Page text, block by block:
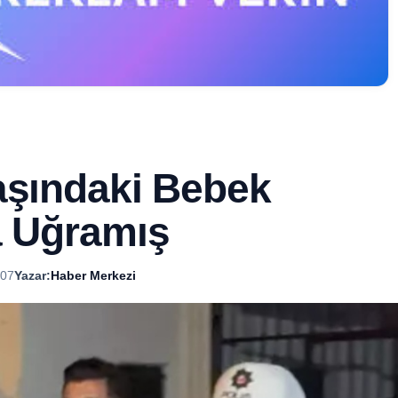
Bebek
Yazar:Haber Merkezi